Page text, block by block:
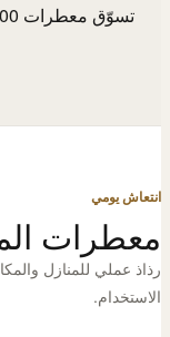
تسوّق معطرات 400مل
انتعاش يومي
معطرات
رذاذ عملي للمنازل
الاستخدام.